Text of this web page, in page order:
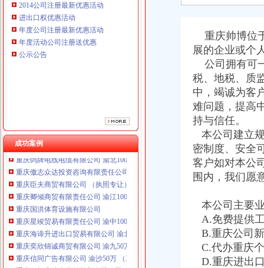
本站导航
2014公司注册最新优惠活动
进出口权优惠活动
年度公司注册最新优惠活动
年度活动公司注册送优惠
公示公告
成功案例
重庆鸽牌电线电缆有限公司 渝北10010万 (进出口权)
重庆傲志众达投资咨询有限责任公司 渝九1000万 （增资）
重庆臣夫商贸有限公司 （执照专让）
重庆卿倾商贸有限责任公司 渝江100万 （工商注册）
重庆国洪体育设施有限公司
重庆星竣贸易有限责任公司 渝中100万 （进出口权）
重庆海谛升进出口贸易有限公司 渝北100万 （进出口权）
重庆奕欣锦诚商贸有限公司 渝九50万 （工商注册）
重庆信同广告有限公司 渝沙50万 （工商注册）
重庆三虹房地产营销策划有限公司
重庆帅博位
展的企业或个
公司拥有可
税、地税、质
中，竭诚为客
难问题，提高
持与信任。
本公司建立
密制度、安全
客户如对本公
围内，我们愿
本公司主要
A.免费提供
B.重庆公司
C.代办重庆
D.重庆进出